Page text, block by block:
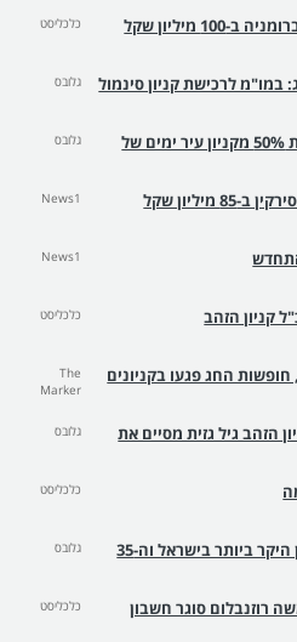
מיליון שקל כלכליסט
במו"מ לרכישת קניון סינמול
גלובס
עזריאלי במגעים לרכישת 50% מקניון עיר ימים של
גלובס
מיליון שקל News1
News1
קניון הזהב כלכליסט
החג פגעו בקניונים
The
Marker
הזהב גיל גזית מסיים את
גלובס
כלכליסט
קניון רמת-אביב - הקניון היקר ביותר בישראל וה-35
גלובס
רוזנבלום סוגר חשבון כלכליסט